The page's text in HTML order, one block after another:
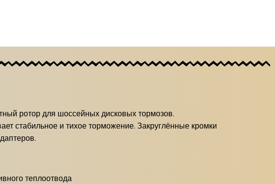
ротор для шоссейных дисковых тормозов.
стабильное и тихое торможение. Закруглённые кромки
теплоотвода